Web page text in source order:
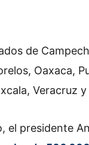
de
Oaxaca,
Veracruz
el presidente